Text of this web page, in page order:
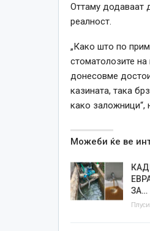
Оттаму додаваат
реалност.
„Како што по
стоматолозите на
донесовме
казината, така
како заложници“,
Можеби ќе ве
ЗА…